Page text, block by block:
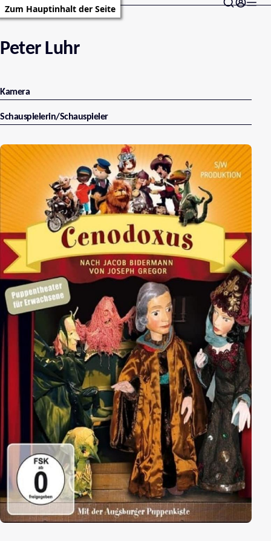
Zum Hauptinhalt der Seite
Peter Luhr
Kamera
Schauspielerin/Schauspieler